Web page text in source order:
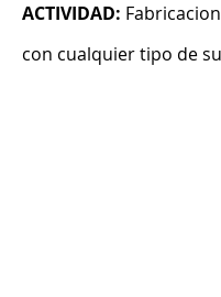
ACTIVIDAD:
con cualquier tipo de